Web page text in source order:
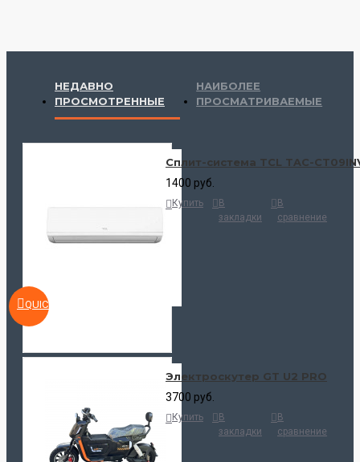
НЕДАВНО
ПРОСМОТРЕННЫЕ
НАИБОЛЕЕ
ПРОСМАТРИВАЕМЫЕ
QUICKVIEW
Сплит-система TCL TAC-
1400 руб.
Купить
В
закладки
В
сравнение
Электроскутер GT U2 PRO
3700 руб.
Купить
В
закладки
В
сравнение